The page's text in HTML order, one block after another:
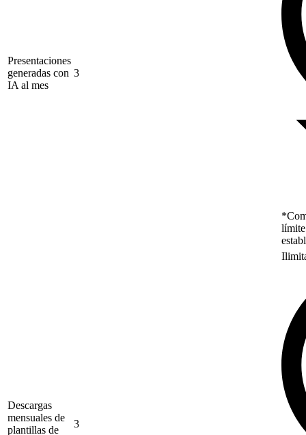
Presentaciones
generadas con
IA al mes
3
Descargas
mensuales de
plantillas de
3